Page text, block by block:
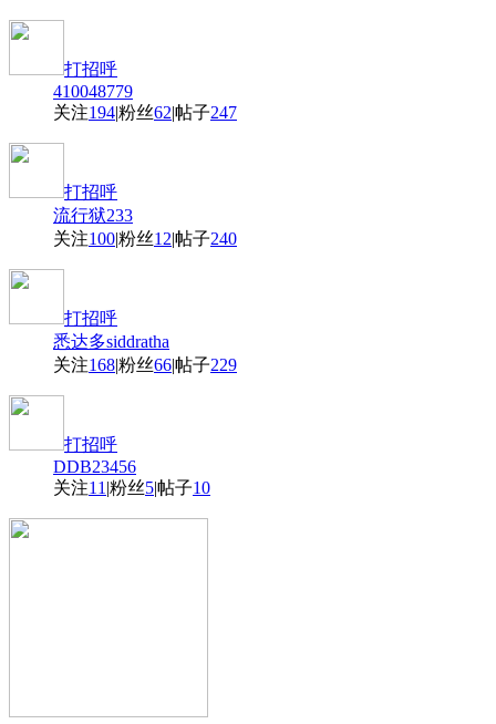
打招呼
410048779
关注194|粉丝62|帖子247
打招呼
流行狱233
关注100|粉丝12|帖子240
打招呼
悉达多siddratha
关注168|粉丝66|帖子229
打招呼
DDB23456
关注11 |粉丝5|帖子10